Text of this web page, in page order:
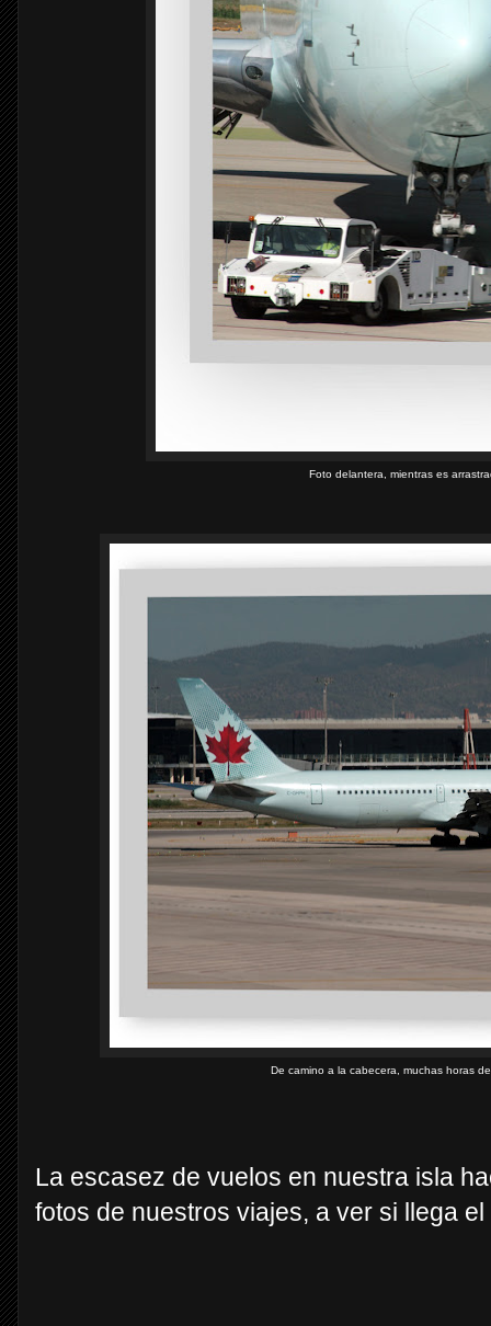
Foto delantera, mientras es
De camino a la cabecera, muchas horas
La escasez de vuelos en nuestra isla
fotos de nuestros viajes, a ver si llega